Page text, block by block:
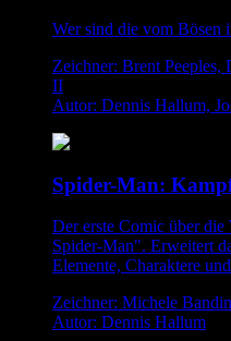
Wer sind die vom Bösen
Zeichner: Brent
II
Autor: Dennis Hallum,
Spider-Man:
Der erste Comic über
Spider-Man". Erweitert
Elemente, Charaktere
Zeichner: Michele
Autor: Dennis Hallum